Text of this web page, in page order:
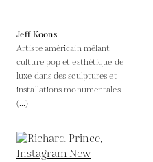
Jeff Koons
Artiste américain mêlant
culture pop et esthétique de
luxe dans des sculptures et
installations monumentales
(...)